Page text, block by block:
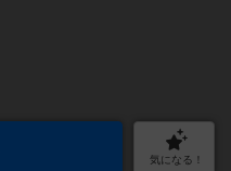
気になる！